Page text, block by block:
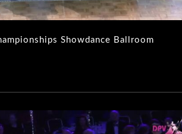
Showdance Ballroom